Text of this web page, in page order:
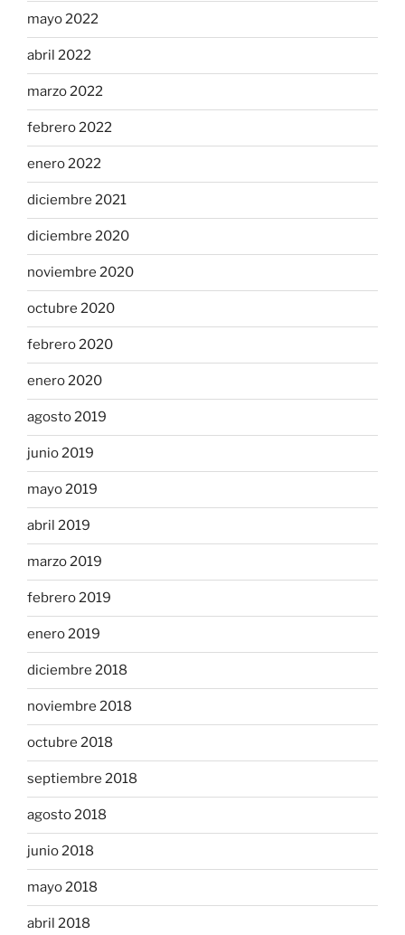
mayo 2022
abril 2022
marzo 2022
febrero 2022
enero 2022
diciembre 2021
diciembre 2020
noviembre 2020
octubre 2020
febrero 2020
enero 2020
agosto 2019
junio 2019
mayo 2019
abril 2019
marzo 2019
febrero 2019
enero 2019
diciembre 2018
noviembre 2018
octubre 2018
septiembre 2018
agosto 2018
junio 2018
mayo 2018
abril 2018